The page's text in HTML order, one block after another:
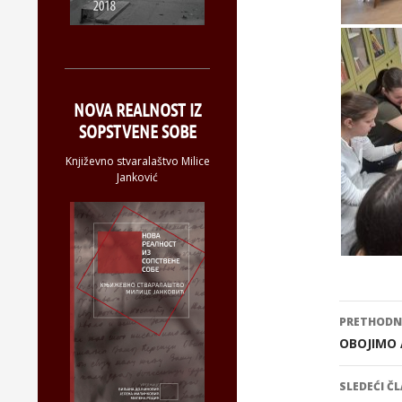
OBOJIMO
SLEDEĆI
NOVA REALNOST IZ
SOPSTVENE SOBE
Književno stvaralaštvo Milice
Janković